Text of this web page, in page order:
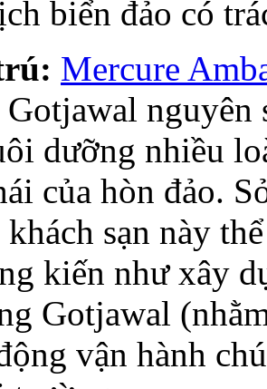
biển đảo có
Mercure
nguyên
dưỡng nhiều
của hòn đảo.
khách sạn này
kiến như xây
Gotjawal
vận hành